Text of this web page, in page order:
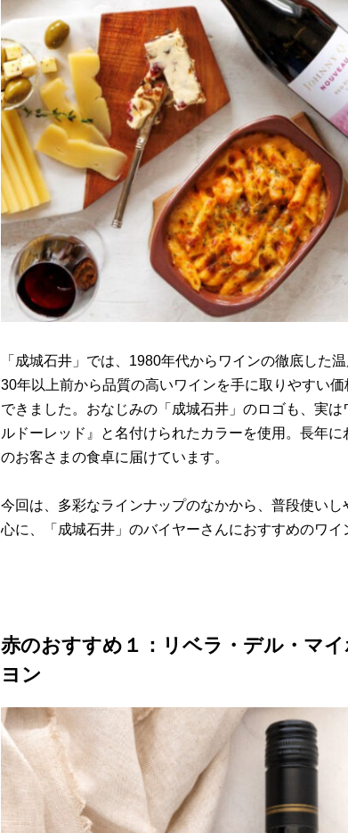
「成城石井」では、1980年代からワインの徹底した
30年以上前から品質の高いワインを手に取りやすい
できました。おなじみの「成城石井」のロゴも、実
ルドーレッド』と名付けられたカラーを使用。長年に
のお客さまの食卓に届けています。
今回は、多彩なラインナップのなかから、普段使い
心に、「成城石井」のバイヤーさんにおすすめのワイ
赤のおすすめ１：リベラ・デル・マ
ヨン